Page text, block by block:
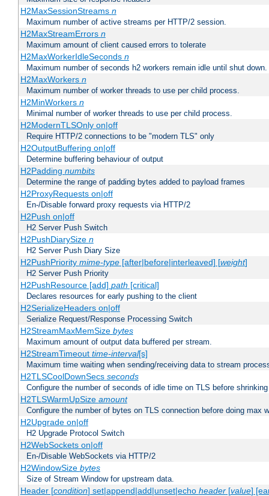
H2MaxSessionStreams n
Maximum number of active streams per HTTP/2 session.
H2MaxStreamErrors n
Maximum amount of client caused errors to tolerate
H2MaxWorkerIdleSeconds n
Maximum number of seconds h2 workers remain idle until shut down.
H2MaxWorkers n
Maximum number of worker threads to use per child process.
H2MinWorkers n
Minimal number of worker threads to use per child process.
H2ModernTLSOnly on|off
Require HTTP/2 connections to be "modern TLS" only
H2OutputBuffering on|off
Determine buffering behaviour of output
H2Padding numbits
Determine the range of padding bytes added to payload frames
H2ProxyRequests on|off
En-/Disable forward proxy requests via HTTP/2
H2Push on|off
H2 Server Push Switch
H2PushDiarySize n
H2 Server Push Diary Size
H2PushPriority mime-type[after|before|interleaved] [weight]
H2 Server Push Priority
H2PushResource [add] path [critical]
Declares resources for early pushing to the client
H2SerializeHeaders on|off
Serialize Request/Response Processing Switch
H2StreamMaxMemSize bytes
Maximum amount of output data buffered per stream.
H2StreamTimeout time-interval[s]
Maximum time waiting when sending/receiving data to stream
H2TLSCoolDownSecs seconds
Configure the number of seconds of idle time on TLS before
H2TLSWarmUpSize amount
Configure the number of bytes on TLS connection before doing max
H2Upgrade on|off
H2 Upgrade Protocol Switch
H2WebSockets on|off
En-/Disable WebSockets via HTTP/2
H2WindowSize bytes
Size of Stream Window for upstream data.
Header [condition] set|append|add|unset|echo header[value]